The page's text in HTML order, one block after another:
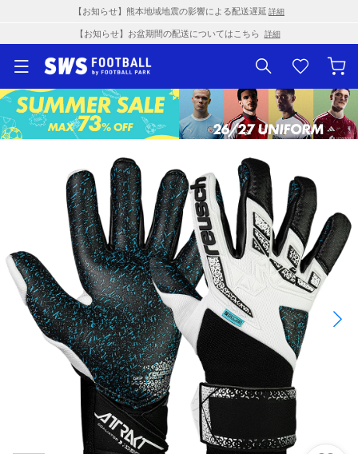
【お知らせ】熊本地域地震の影響による配送遅延 詳細
【お知らせ】お盆期間の配送についてはこちら 詳細